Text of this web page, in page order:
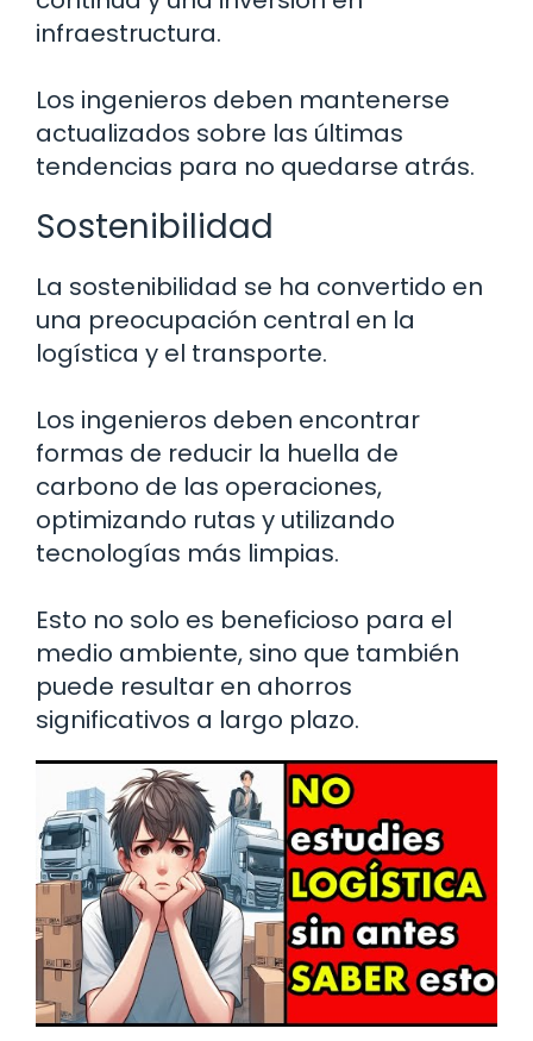
infraestructura.
Los ingenieros deben mantenerse
actualizados sobre las últimas
tendencias para no quedarse atrás.
Sostenibilidad
La sostenibilidad se ha convertido en
una preocupación central en la
logística y el transporte.
Los ingenieros deben encontrar
formas de reducir la huella de
carbono de las operaciones,
optimizando rutas y utilizando
tecnologías más limpias.
Esto no solo es beneficioso para el
medio ambiente, sino que también
puede resultar en ahorros
significativos a largo plazo.